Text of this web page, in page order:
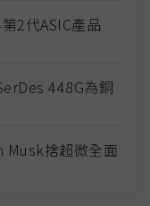
2代ASIC產品
448G為銅
捨超微全面